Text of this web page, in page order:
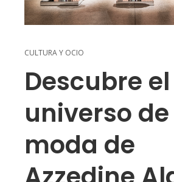
CULTURA Y OCIO
Descubre el
universo
moda de